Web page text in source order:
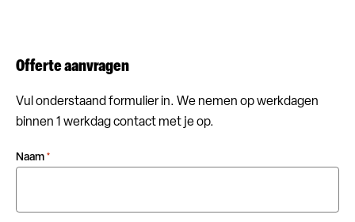
Offerte aanvragen
Vul onderstaand formulier in. We nemen op werkdagen
binnen 1 werkdag contact met je op.
Naam *